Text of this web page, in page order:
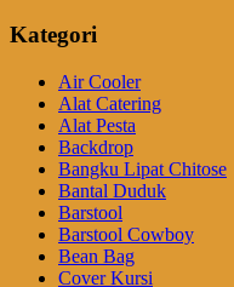
Kategori
Air Cooler
Alat Catering
Alat Pesta
Backdrop
Bangku Lipat Chitose
Bantal Duduk
Barstool
Barstool Cowboy
Bean Bag
Cover Kursi